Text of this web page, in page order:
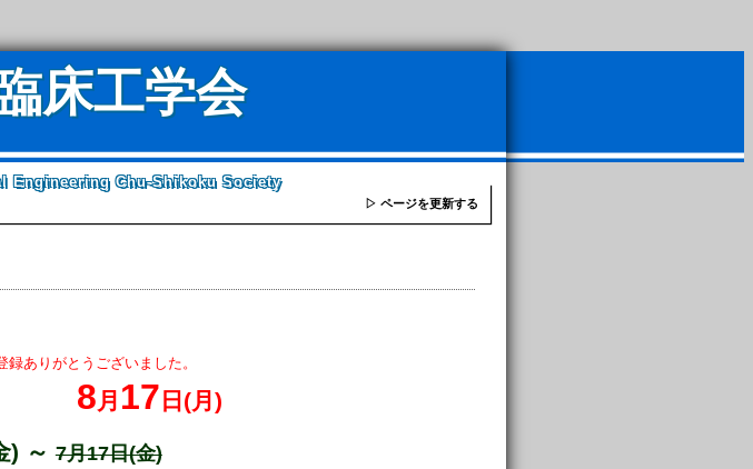
床工学会
Engineering Chu-Shikoku Society
▷ ページを更新する
ありがとうございました。
8 月 17 日(月)
) ～7月17日(金)